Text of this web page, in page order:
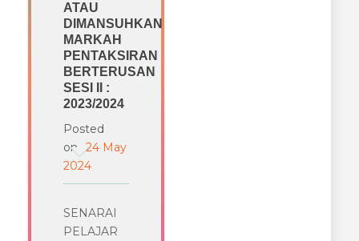
ATAU
DIMANSUHKAN
MARKAH
PENTAKSIRAN
BERTERUSAN
SESI II :
2023/2024
Posted
on
24 May
2024
SENARAI
PELAJAR